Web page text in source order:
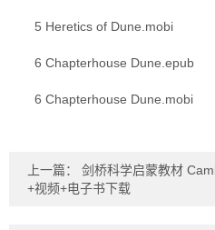
5 Heretics of Dune.mobi
6 Chapterhouse Dune.epub
6 Chapterhouse Dune.mobi
上一篇： 剑桥科学启蒙教材
+视频+电子书下载